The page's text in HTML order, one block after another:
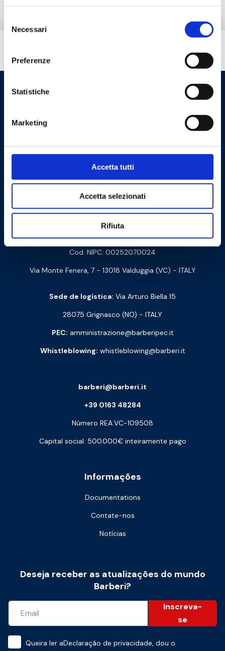
delNecessari
Preferenze
Statistiche
Marketing
Accetta tutti
Accetta selezionati
Rifiuta
Cookie Policy Privacy Policy
Contacte-nos
Cod. NIPC: 00252070024
Via Monte Fenera, 7 - 13018 Valduggia (VC) - ITALY
Sede de logística: Via Arturo Biella 15
28075 Grignasco (NO) - ITALY
PEC: amministrazione@barberipec.it
Whistleblowing: whistleblowing@barberi.it
Informações
Documentations
Contate-nos
Notícias
barberi@barberi.it
+39 0163 48284
Número REA:VC-109508
Capital social: 500.000€ inteiramente pago
Deseja receber as atualizações do mundo
Barberi?
Inscreva-
se
Queira ler aDeclaração de privacidade, dou o